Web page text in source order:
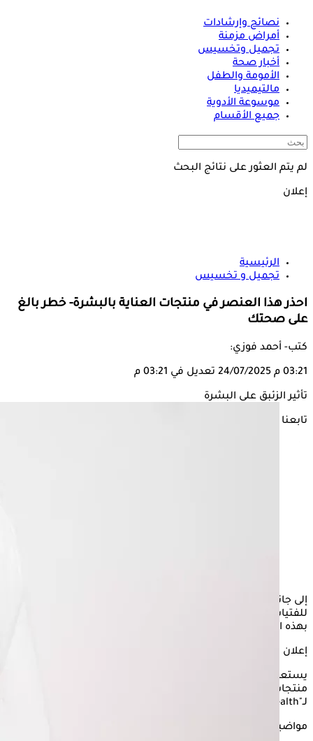
نصائح وإرشادات
أمراض مزمنة
تجميل وتخسيس
أخبار صحة
الأمومة والطفل
مالتيميديا
موسوعة الأدوية
جميع الأقسام
لم يتم العثور على نتائج البحث
إعلان
الرئيسية
تجميل و تخسيس
احذر هذا العنصر في منتجات العناية بالبشرة- خطر بالغ
على صحتك
كتب- أحمد فوزي:
03:21 م 24/07/2025 تعديل في 03:21 م
تأثير الزئبق على البشرة
تابعنا على
إلى جانب الرسائل المُضلِّلة التي تُروِّج لها شركات كريمات
للفتيات ذوات البشرة الداكنة، هناك مشكلة كبيرة أخرى تتعلق
بهذه الكريمات، وهي استخدام مواد ضارة مثل الزئبق.
إعلان
يستعرض "الكونسلتو" في التقرر التالي، ماذا يفعل وجود
منتجات تبييض البشرة، وما هي الآثار السلبية التي يسببها، وفقًا
لـ"onlymyhealth".
مواضيع ذات صلة